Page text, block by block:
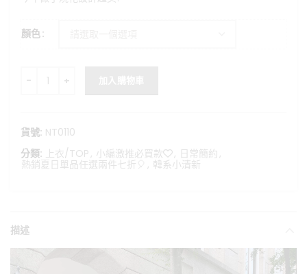
顏色
氛圍感緹花背心 數量
貨號: NT0110
分類: 上衣/TOP , 小編激推必買款❤️, 日常簡約 ,
熱銷夏日單品任選兩件七折🎈 , 韓系小清新
描述